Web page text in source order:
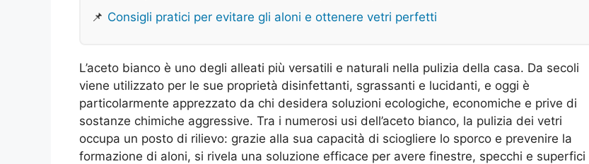
📌 Consigli pratici per evitare gli aloni e ottenere vetri perfetti
L’aceto bianco è uno degli alleati più versatili e naturali nella pulizia della casa. Da secoli
viene utilizzato per le sue proprietà disinfettanti, sgrassanti e lucidanti, e oggi è
particolarmente apprezzato da chi desidera soluzioni ecologiche, economiche e prive di
sostanze chimiche aggressive. Tra i numerosi usi dell’aceto bianco, la pulizia dei vetri
occupa un posto di rilievo: grazie alla sua capacità di sciogliere lo sporco e prevenire la
formazione di aloni, si rivela una soluzione efficace per avere finestre, specchi e superfici